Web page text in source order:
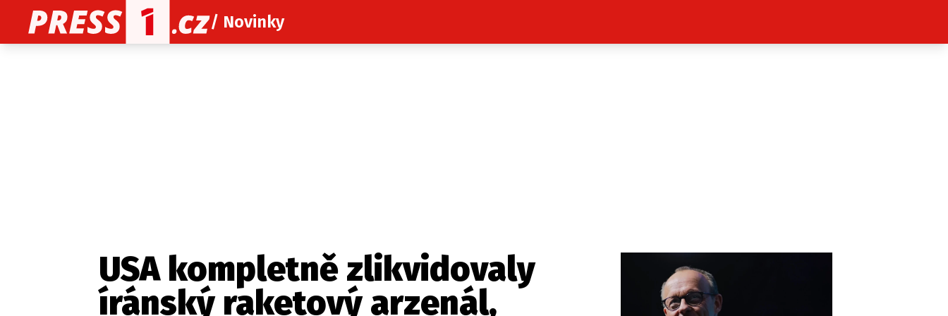
/ Novinky
Nejlepší z vás odměníme
USA kompletně zlikvidovaly
íránský raketový arzenál,